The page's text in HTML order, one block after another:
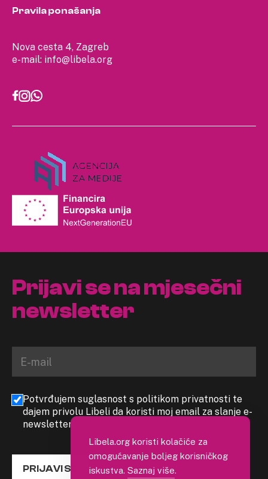
Nova cesta 4, Zagreb
e-mail: info@libela.org
Pravila ponašanja
Prijavi se na mjesečni
newsletter
Potvrđujem suglasnost s politikom privatnosti te
dajem privolu Libeli da koristi moj email za slanje e-
newslettera
PRIJAVI SE
Libela.org koristi kolačiće za
omogućavanje boljeg korisničkog
iskustva. Saznaj više.